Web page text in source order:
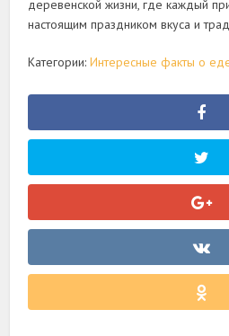
деревенской жизни, где каждый
настоящим праздником вкуса и
Категории:Интересные факты о